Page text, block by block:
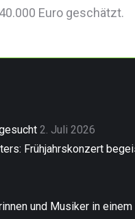
Euro geschätzt.
2. Juli 2026
Frühjahrskonzert
und Musiker in